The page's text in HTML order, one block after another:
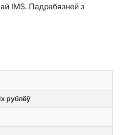
IMS. Падрабязней з
рублёў